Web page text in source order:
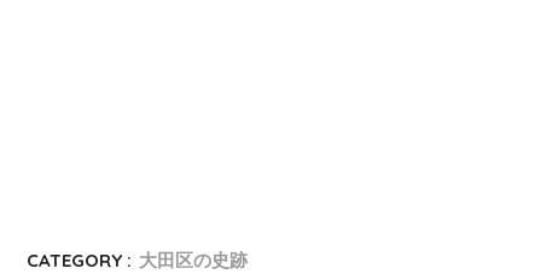
CATEGORY : 大田区の史跡